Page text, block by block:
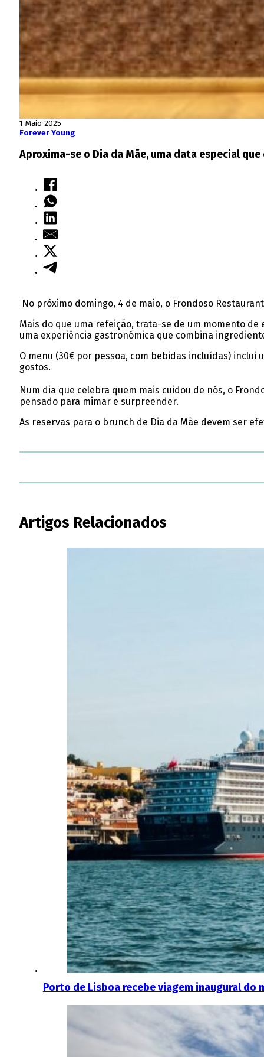
1 Maio 2025
Forever Young
Aproxima-se o Dia da Mãe, uma data especial
No próximo domingo, 4 de maio, o Frondoso
Mais do que uma refeição, trata-se de um momento
uma experiência gastronómica que combina
O menu (30€ por pessoa, com bebidas incluídas)
gostos.
Num dia que celebra quem mais cuidou de nós, o
pensado para mimar e surpreender.
As reservas para o brunch de Dia da Mãe devem ser
Artigos Relacionados
Porto de Lisboa recebe viagem inaugural do